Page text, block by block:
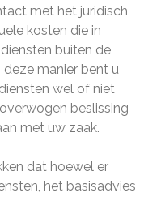
met het juridisch
kosten die in
buiten de
manier bent u
wel of niet
beslissing
met uw zaak.
dat hoewel er
het basisadvies